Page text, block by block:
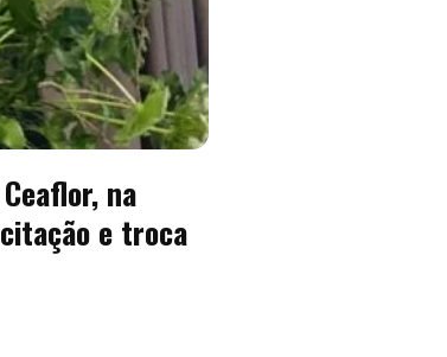
na
e troca